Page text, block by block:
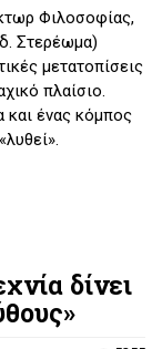
Φιλοσοφίας,
Στερέωμα)
μετατοπίσεις
πλαίσιο.
και ένας κόμπος
δίνει